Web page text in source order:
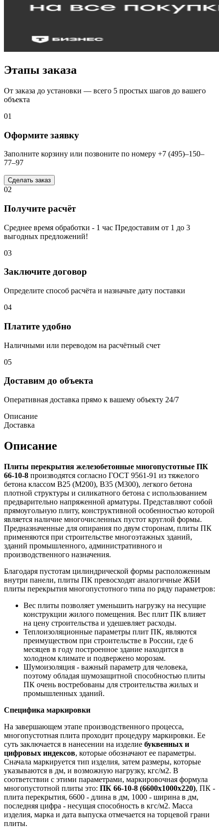
Этапы заказа
От заказа до установки — всего 5 простых шагов до вашего
объекта
01
Оформите заявку
Заполните корзину или позвоните по номеру +7 (495)–150–
77–97
Сделать заказ
02
Получите расчёт
Среднее время обработки - 1 час Предоставим от 1 до 3
выгодных предложений!
03
Заключите договор
Определите способ расчёта и назначьте дату поставки
04
Платите удобно
Наличными или переводом на расчётный счет
05
Доставим до объекта
Оперативная доставка прямо к вашему объекту 24/7
Описание
Доставка
Описание
Плиты перекрытия железобетонные многопустотные ПК
66-10-8 производятся согласно ГОСТ 9561-91 из тяжелого
бетона классом В25 (М200), В35 (М300), легкого бетона
плотной структуры и силикатного бетона с использованием
предварительно напряженной арматуры. Представляют собой
прямоугольную плиту, конструктивной особенностью которой
является наличие многочисленных пустот круглой формы.
Предназначенные для опирания по двум сторонам, плиты ПК
применяются при строительстве многоэтажных зданий,
зданий промышленного, административного и
производственного назначения.
Благодаря пустотам цилиндрической формы расположенным
внутри панели, плиты ПК превосходят аналогичные ЖБИ
плиты перекрытия многопустотного типа по ряду параметров:
Вес плиты позволяет уменьшить нагрузку на несущие
конструкции жилого помещения. Вес плит ПК влияет
на цену строительства и удешевляет расходы.
Теплоизоляционные параметры плит ПК, являются
преимуществом при строительстве в России, где 6
месяцев в году построенное здание находится в
холодном климате и подвержено морозам.
Шумоизоляция - важный параметр для человека,
поэтому обладая шумозащитной способностью плиты
ПК очень востребованы для строительства жилых и
промышленных зданий.
Специфика маркировки
На завершающем этапе производственного процесса,
многопустотная плита проходит процедуру маркировки. Ее
суть заключается в нанесении на изделие буквенных и
цифровых индексов, которые обозначают ее параметры.
Сначала маркируется тип изделия, затем размеры, которые
указываются в дм, и возможную нагрузку, кгс/м2. В
соответствии с этими параметрами, маркировочная формула
многопустотной плиты это: ПК 66-10-8 (6600х1000х220), ПК -
плита перекрытия, 6600 - длина в дм, 1000 - ширина в дм,
последняя цифра - несущая способность в кгс/м2. Масса
изделия, марка и дата выпуска отмечается на торцевой грани
плиты.